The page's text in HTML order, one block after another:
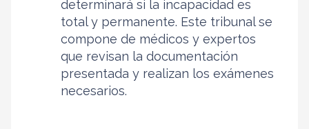
determinará si la incapacidad es
total y permanente. Este tribunal se
compone de médicos y expertos
que revisan la documentación
presentada y realizan los exámenes
necesarios.